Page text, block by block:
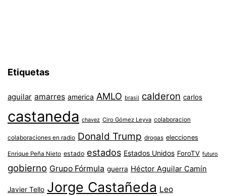
Etiquetas
aguilar amarres america AMLO brasil calderon carlos
castaneda chavez Ciro Gómez Leyva colaboracion
colaboraciones en radio Donald Trump drogas elecciones
Enrique Peña Nieto estado estados Estados Unidos ForoTV futuro
gobierno Grupo Fórmula guerra Héctor Aguilar Camín
Javier Tello Jorge Castañeda Leo